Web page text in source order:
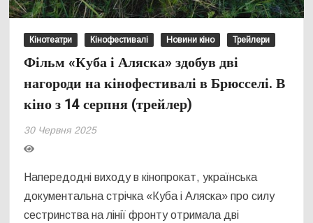
Кінотеатри Кінофестивалі Новини кіно Трейлери
Фільм «Куба і Аляска» здобув дві
нагороди на кінофестивалі в Брюсселі. В
кіно з 14 серпня (трейлер)
30 Червня 2025
Напередодні виходу в кінопрокат, українська
документальна стрічка «Куба і Аляска» про силу
сестринства на лінії фронту отримала дві